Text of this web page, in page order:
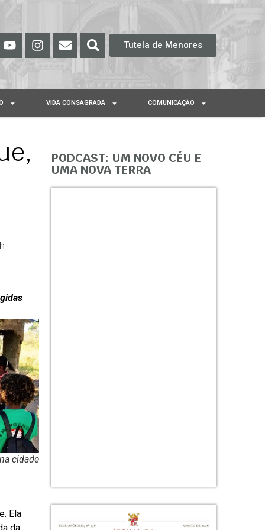
Tutela de Menores
VIDA CONSAGRADA COMUNICAÇÃO
cidade
Ela
PODCAST: UM NOVO CÉU E
UMA NOVA TERRA